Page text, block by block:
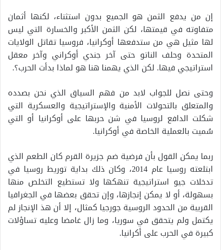
إن من يدفع الثمن هو الجميع بدون استثناء، لكنها أثمان
متفاوته في قيمتها، لكن الثمن الأكبر والخسارة التي ليس
لها مثيل هي من ستدفعها أوكرانيا، فروسيا تقاتل الولايات
المتحدة وحلف الناتو حتى آخر جندي أوكراني وآخر معقل
استراتيجي فيها. لكن الذي يهمنا هنا هو لماذا بدأت الحرب؟.
وحتى نصل للجواب لابد من فهم السياق الذي نحن بصدده
والمتعلق بالتحولات الأمنية والإستراتيجية والعسكرية التي
شكلت الدافع لروسيا في شن حربها على أوكرانيا أو التي
سُميت بالعملية الخاصة في أوكرانيا.
ربما يمكن القول بأن فرضية ضم جزيرة القرم كان الطعم الذي
ابتلعته روسيا عام 2014، وكان ذلك بداية توريط روسيا في
تدخلات جيو استراتيجية تنهكها ولا تستطيع التخلص منها
بسهولة، أو لا يمكن إنجازها، وإن تحقق بعضها في الجغرافيا
القريبة من الحدود الروسية جورجيا كمثال، إلا أن هذ الإنجاز لم
يكتمل ولم يتحقق في سوريا، وما زال غامضا وعليه تساؤلات
كبيرة في الحرب على أكرانيا.